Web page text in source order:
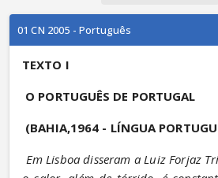
01 CN 2005 - Português
TEXTO I
O PORTUGUÊS DE PORTUGAL
(BAHIA,1964 - LÍNGUA
Em Lisboa disseram a Luiz Forjaz